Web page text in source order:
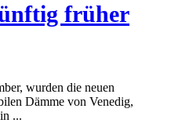
früher
wurden die neuen
Dämme von Venedig,
...